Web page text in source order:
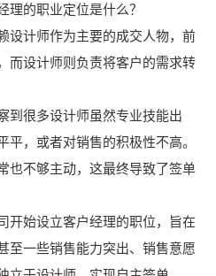
理的职业定位是什么？
设计师作为主要的成交人物，前
而设计师则负责将客户的需求转
到很多设计师虽然专业技能出
平，或者对销售的积极性不高。
也不够主动，这最终导致了签单
开始设立客户经理的职位，旨在
至一些销售能力突出、销售意愿